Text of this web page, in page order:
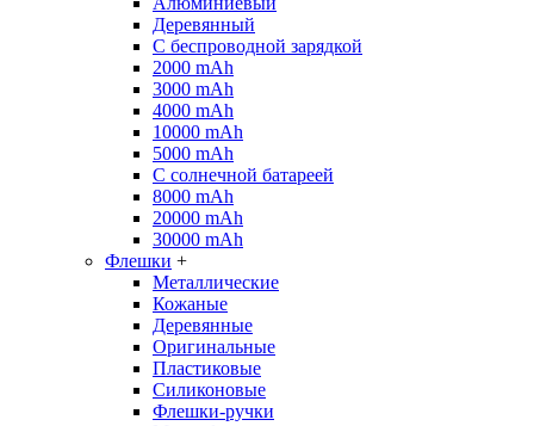
Деревянный
С беспроводной зарядкой
2000 mAh
3000 mAh
4000 mAh
10000 mAh
5000 mAh
С солнечной батареей
8000 mAh
20000 mAh
30000 mAh
Флешки +
Металлические
Кожаные
Деревянные
Оригинальные
Пластиковые
Силиконовые
Флешки-ручки